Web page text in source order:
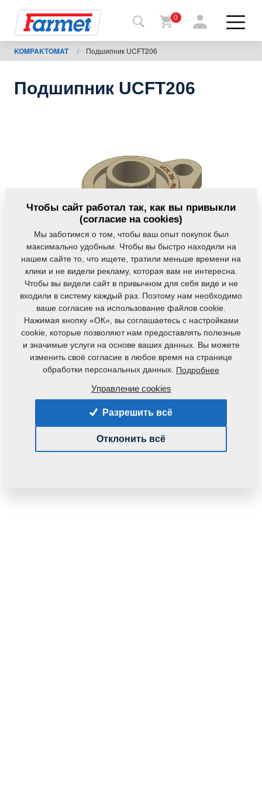
Назад
на
Фармет-
скачиванию
0
KOMPAKTOMAT / Подшипник UCFT206
Подшипник UCFT206
Код продукта: m16160
Первоначальный номер по каталогу: m13949
Данная деталь также применяется и для
следующего оборудования:
Вес: 0,8690 Кг
Чтобы сайт работал так, как вы привыкли
(согласие на cookies)
Мы заботимся о том, чтобы ваш опыт покупок был
максимально удобным. Чтобы вы быстро находили на
нашем сайте то, что ищете, тратили меньше времени на
клики и не видели рекламу, которая вам не интересна.
Чтобы вы видели сайт в привычном для себя виде и не
входили в систему каждый раз. Поэтому нам необходимо
ваше согласие на использование файлов cookie.
Нажимая кнопку «ОК», вы соглашаетесь с настройками
cookie, которые позволяют нам предоставлять полезные
и значимые услуги на основе ваших данных. Вы можете
изменить своё согласие в любое время на странице
обработки персональных данных. Подробнее
Управление cookies
Разрешить всё
Отклонить всё